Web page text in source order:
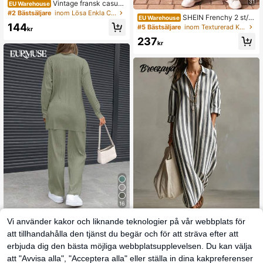
EU Warehouse Vintage fransk casual
spets lapptäcke rund hals volang lö
s vardag pendling dejt fest semeste
r dam t-shirt, vår/sommar vit
#2 Bästsäljare inom Lösa Enkla Casual T-shirts
144kr
16
EURMUSE
EU Warehouse EURMUSE 100 % bom
ull, 2 delar, enfärgat set med rund h
als, långärmad topp och byxor för k
vinnor, casual
67kr -48% 130kr
EU Warehouse SHEIN Frenchy 2 st/s
et dambyxor i 100 % bomull för vard
agsbruk, sommarkläder för kvinnor,
vardagsoutfit för kvinnor
#5 Bästsäljare inom Texturerad Kvinnliga koordinater
237kr
Breezaya
NEW SHEIN Holidaya Damernas må
ngsidiga semesterklänning med rän
279kr
Vi använder kakor och liknande teknologier på vår webbplats för
att tillhandahålla den tjänst du begär och för att sträva efter att
erbjuda dig den bästa möjliga webbplatsupplevelsen. Du kan välja
att "Avvisa alla", "Acceptera alla" eller ställa in dina kakpreferenser